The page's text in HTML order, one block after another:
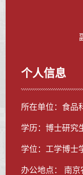
个人信息
所在单位：食品
学历：博士研究
学位：工学博士
办公地点： 南